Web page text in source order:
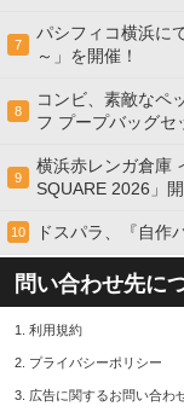
7
パシフィコ横浜に
～」を開催！
8
コンビ、素敵なペ
フ プープバッグセ
9
横浜赤レンガ倉庫
SQUARE 2026」開
10 ドスパラ、『自作
問い合わせ先に
1. 利用規約
2. プライバシーポリシー
3. 広告に関するお問い合わ